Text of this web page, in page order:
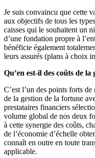
Je suis convaincu que cette
aux objectifs de tous les
caisses qui le souhaitent un
d’une fondation propre à
bénéficie également
leurs assurés (plans à choix
Qu’en est-il des coûts de
C’est l’un des points forts
de la gestion de la fortune
prestataires financiers
volume global de nos deux
à cette synergie des coûts,
de l’économie d’échelle
connaît en outre en toute
applicable.